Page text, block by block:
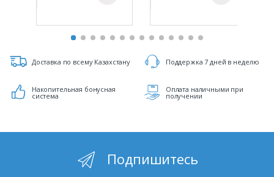
Доставка по всему Казахстану Поддержка 7 дней в неделю
Накопительная бонусная
система
Оплата наличными при
получении
Подпишитесь